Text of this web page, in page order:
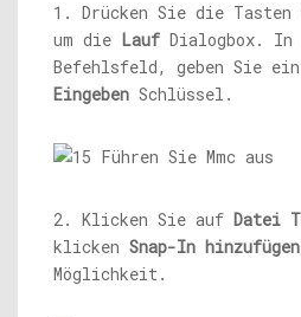
1. Drücken Sie die Tasten
um die Lauf Dialogbox. In
Befehlsfeld, geben Sie ein
Eingeben Schlüssel.
2. Klicken Sie auf Datei
klicken Snap-In
Möglichkeit.